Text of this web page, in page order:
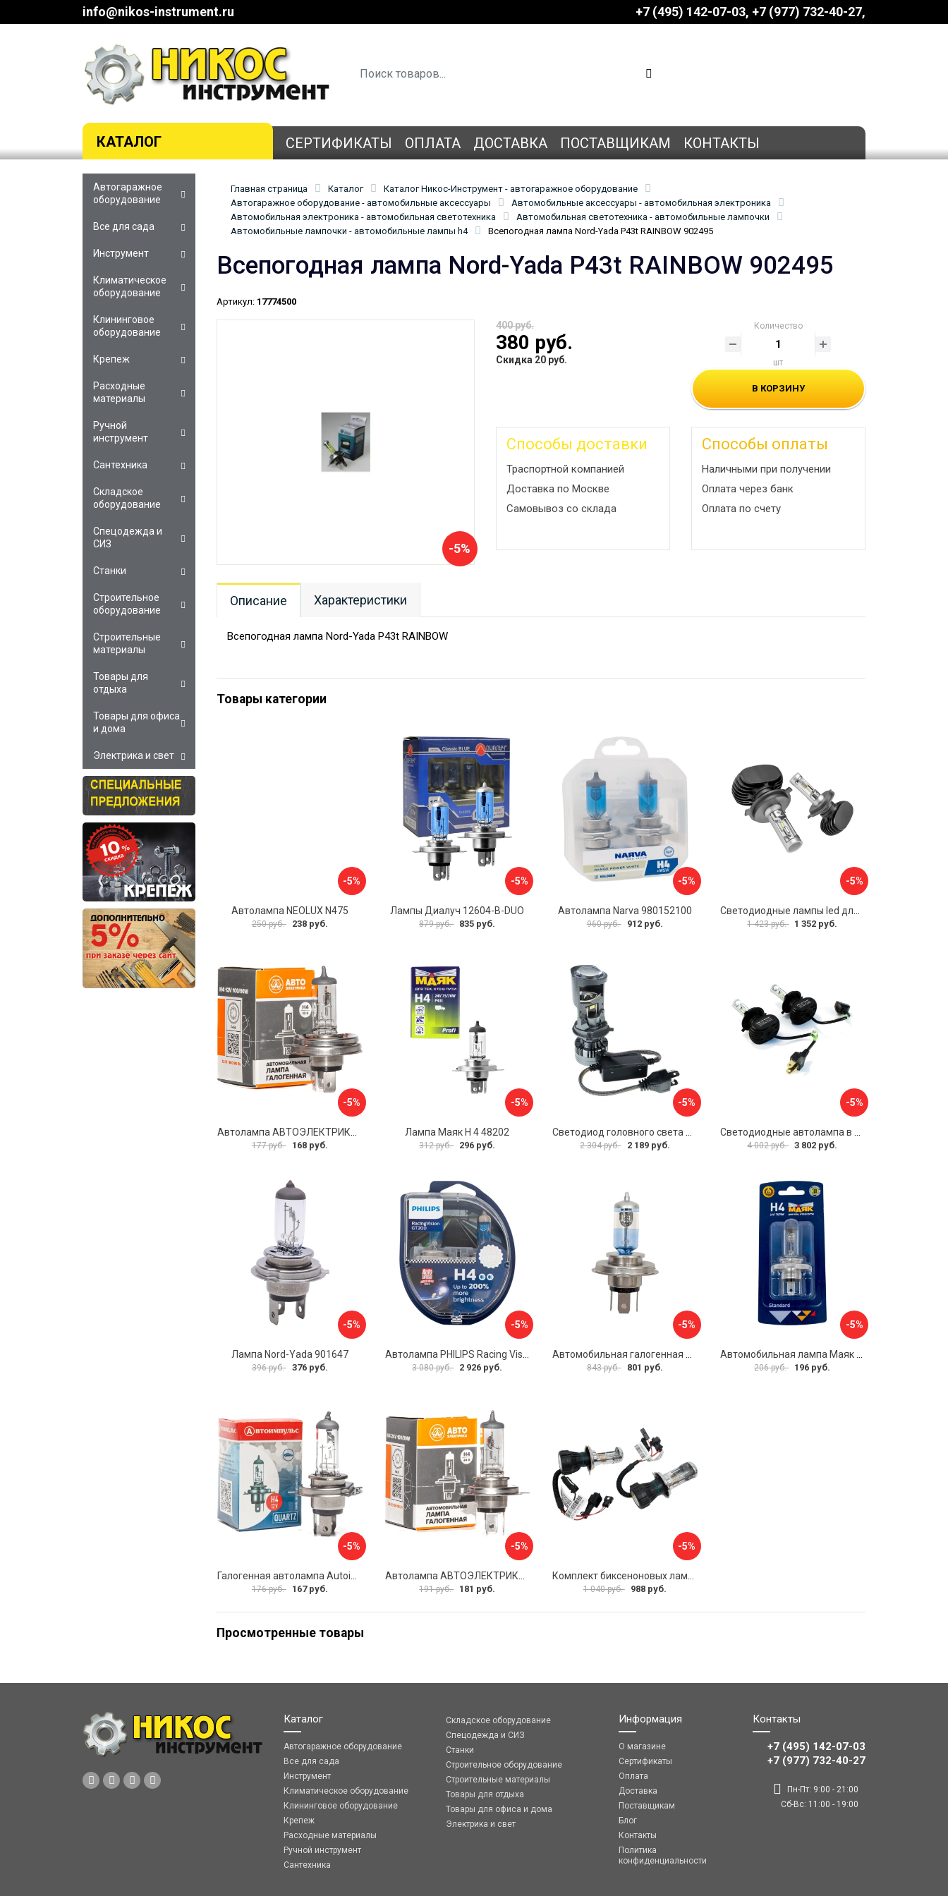
info@nikos-instrument.ru +7 (495) 142-07-03 ‎‎+7 (977) 732-40-27
КАТАЛОГ СЕРТИФИКАТЫ ОПЛАТА ДОСТАВКА ПОСТАВЩИКАМ КОНТАКТЫ
Главная страница Каталог
Каталог Никос-Инструмент - автогаражное оборудование
Автогаражное оборудование - автомобильные аксессуары
Автомобильные аксессуары - автомобильная электроника
Автомобильная электроника - автомобильная светотехника
Автомобильная светотехника - автомобильные лампочки
Автомобильные лампочки - автомобильные лампы h4
Всепогодная лампа Nord-Yada P43t RAINBOW 902495
Всепогодная лампа Nord-Yada P43t RAINBOW 902495
Артикул: 17774500
-5%
400 руб.
380 руб.
Скидка 20 руб.
Количество
шт
В КОРЗИНУ
Способы доставки
Траспортной компанией
Доставка по Москве
Самовывоз со склада
Способы оплаты
Наличными при получении
Оплата через банк
Оплата по счету
Описание Характеристики
Всепогодная лампа Nord-Yada P43t RAINBOW
Товары категории
-5%
Автолампа NEOLUX N475
250 руб. 238 руб.
-5%
Лампы Диалуч 12604-B-DUO
879 руб. 835 руб.
-5%
Автолампа Narva 980152100
960 руб. 912 руб.
-5%
1 423 руб. 1 352 руб.
-5%
Автолампа АВТОЭЛЕКТРИКА h4 09.02398
177 руб. 168 руб.
-5%
Лампа Маяк Н 4 48202
312 руб. 296 руб.
-5%
Светодиод головного света AMP CSP mini projector lens В0000049486
2 304 руб. 2 189 руб.
-5%
Светодиодные автолампа в фару Вымпел N1 5160
4 002 руб. 3 802 руб.
-5%
Лампа Nord-Yada 901647
396 руб. 376 руб.
-5%
3 080 руб. 2 926 руб.
-5%
843 руб. 801 руб.
-5%
206 руб. 196 руб.
-5%
176 руб. 167 руб.
-5%
191 руб. 181 руб.
-5%
1 040 руб. 988 руб.
Просмотренные товары
Автогаражное
оборудование
Все для сада
Инструмент
Климатическое
оборудование
Клининговое
оборудование
Крепеж
Расходные
материалы
Ручной
инструмент
Сантехника
Складское
оборудование
Спецодежда и
СИЗ
Станки
Строительное
оборудование
Строительные
материалы
Товары для
отдыха
Товары для офиса
и дома
Электрика и свет
Каталог
Автогаражное оборудование
Все для сада
Инструмент
Климатическое оборудование
Клининговое оборудование
Крепеж
Расходные материалы
Ручной инструмент
Сантехника
Складское оборудование
Спецодежда и СИЗ
Станки
Строительное оборудование
Строительные материалы
Товары для отдыха
Товары для офиса и дома
Электрика и свет
Информация
О магазине
Сертификаты
Оплата
Доставка
Поставщикам
Блог
Контакты
Политика
конфиденциальности
Контакты
+7 (495) 142-07-03
‎‎+7 (977) 732-40-27
Пн-Пт: 9:00 - 21:00
Сб-Вс: 11:00 - 19:00